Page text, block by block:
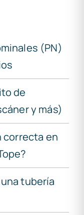
(PN)
de
y más)
correcta en
tubería